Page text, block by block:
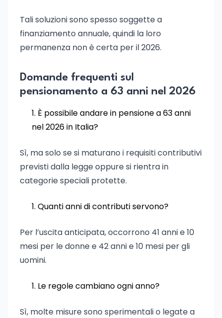
Tali soluzioni sono spesso soggette a
finanziamento annuale, quindi la loro
permanenza non è certa per il 2026.
Domande frequenti sul
pensionamento a 63 anni nel 2026
È possibile andare in pensione a 63 anni
nel 2026 in Italia?
Sì, ma solo se si maturano i requisiti contributivi
previsti dalla legge oppure si rientra in
categorie speciali protette.
Quanti anni di contributi servono?
Per l’uscita anticipata, occorrono 41 anni e 10
mesi per le donne e 42 anni e 10 mesi per gli
uomini.
Le regole cambiano ogni anno?
Sì, molte misure sono sperimentali o legate a